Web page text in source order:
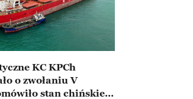
KC KPCh
o zwołaniu V
stan chińskiej